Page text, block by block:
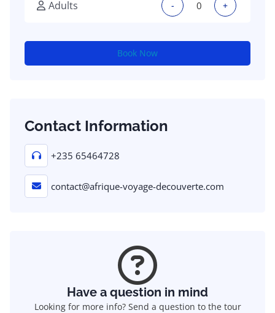
Adults - +
Book Now
Contact Information
+235 65464728
contact@afrique-voyage-decouverte.com
Have a question in mind
Looking for more info? Send a question to the tour